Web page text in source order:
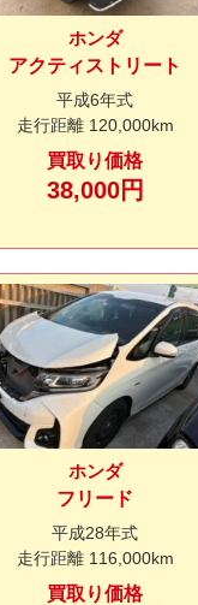
ホンダ
アクティストリート
平成6年式
走行距離 120,000km
買取り価格
38,000円
ホンダ
フリード
平成28年式
走行距離 116,000km
買取り価格